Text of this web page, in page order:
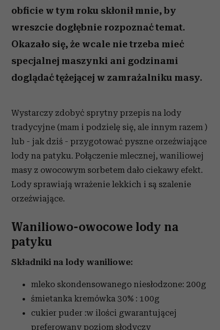
obficie w tym roku skłonił mnie, by
wreszcie dogłębnie rozpoznać temat.
Okazało się, że wcale nie trzeba mieć
specjalnej maszynki ani godzinami
doglądać tężejącej w zamrażalniku masy.
Wystarczy zdobyć sprytny przepis na lody
tradycyjne (mam i podzielę się, ale innym razem )
lub - jak dziś - przygotować pyszne orzeźwiające
lody na patyku. Połączenie mlecznej, waniliowej
masy z owocowym sorbetem dało ciekawy efekt.
Lody sprawiają wrażenie lekkich i są szalenie
orzeźwiające.
Waniliowo-owocowe lody na
patyku
Składniki na lody waniliowe:
mleko skondensowanego niesłodzone: 200g
śmietanka kremówka 30% : 100g
cukier puder :w ilości gwarantującej
preferowany poziom słodyczy